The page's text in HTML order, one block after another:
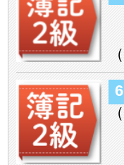
（
（